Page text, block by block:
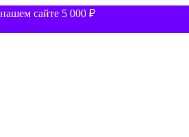
сайте 5 000 ₽